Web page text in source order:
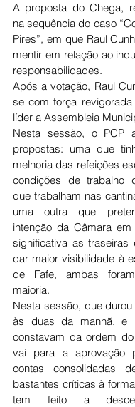
A proposta do Chega,
na sequência do caso
Pires”, em que Raul
mentir em relação ao
responsabilidades.
Após a votação, Raul
se com força
líder a Assembleia
Nesta sessão, o PCP
propostas: uma que
melhoria das refeições
condições de trabalho
que trabalham nas
uma outra que
intenção da Câmara
significativa as traseiras
dar maior visibilidade à
de Fafe, ambas
maioria.
Nesta sessão, que
às duas da manhã, e
constavam da ordem
vai para a aprovação
contas consolidadas
bastantes críticas à
tem feito a